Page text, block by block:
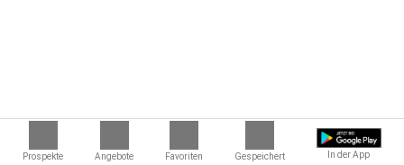
Prospekte Angebote Favoriten Gespeichert In der App